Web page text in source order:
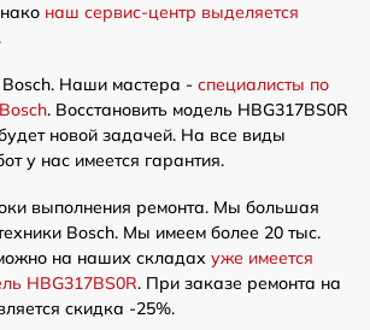
наш сервис-центр выделяется
Наши мастера - специалисты по
. Восстановить модель HBG317BS0R
новой задачей. На все виды
у нас имеется гарантия.
выполнения ремонта. Мы большая
Bosch. Мы имеем более 20 тыс.
на наших складах уже имеется
HBG317BS0R. При заказе ремонта на
скидка -25%.